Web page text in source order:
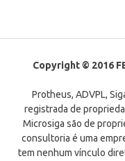
Copyright © 2016
Protheus, ADVPL,
registrada de
Microsiga são de
consultoria é uma
tem nenhum vínculo